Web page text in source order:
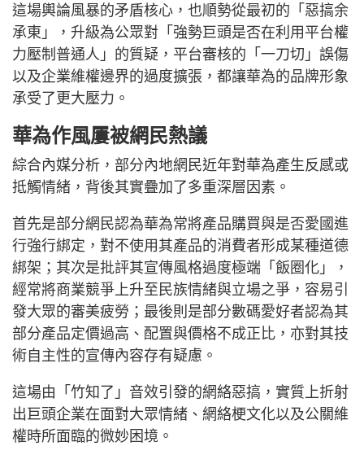
這場輿論風暴的矛盾核心，也順勢從最初的「惡搞余
承東」，升級為公眾對「強勢巨頭是否在利用平台權
力壓制普通人」的質疑，平台審核的「一刀切」誤傷
以及企業維權邊界的過度擴張，都讓華為的品牌形象
承受了更大壓力。
華為作風屢被網民熱議
綜合內媒分析，部分內地網民近年對華為產生反感或
抵觸情緒，背後其實疊加了多重深層因素。
首先是部分網民認為華為常將產品購買與是否愛國進
行強行綁定，對不使用其產品的消費者形成某種道德
綁架；其次是批評其宣傳風格過度極端「飯圈化」，
經常將商業競爭上升至民族情緒與立場之爭，容易引
發大眾的審美疲勞；最後則是部分數碼愛好者認為其
部分產品定價過高、配置與價格不成正比，亦對其技
術自主性的宣傳內容存有疑慮。
這場由「竹知了」音效引發的網絡惡搞，實質上折射
出巨頭企業在面對大眾情緒、網絡梗文化以及公關維
權時所面臨的微妙困境。